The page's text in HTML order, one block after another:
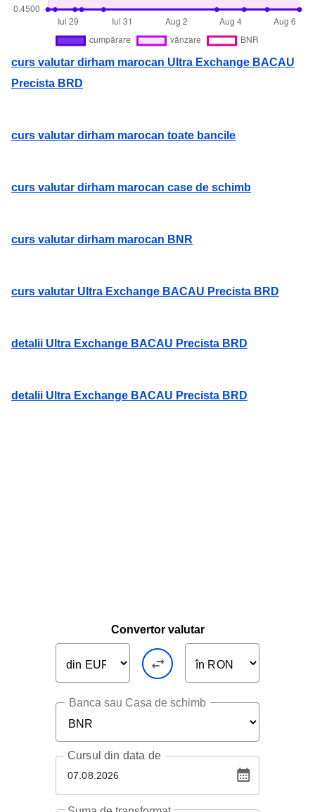
curs valutar dirham marocan Ultra Exchange BACAU
Precista BRD
curs valutar dirham marocan toate bancile
curs valutar dirham marocan case de schimb
curs valutar dirham marocan BNR
curs valutar Ultra Exchange BACAU Precista BRD
detalii Ultra Exchange BACAU Precista BRD
detalii Ultra Exchange BACAU Precista BRD
Convertor valutar
Banca sau Casa de schimb
07.08.2026
Cursuldin data de